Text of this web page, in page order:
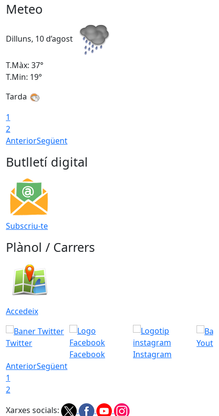
Meteo
Dilluns, 10 d’agost
T.Màx: 37°
T.Min: 19°
Tarda
1
2
AnteriorSegüent
Butlletí digital
Subscriu-te
Plànol / Carrers
Accedeix
Twitter
Facebook
Instagram
AnteriorSegüent
1
2
Xarxes socials: